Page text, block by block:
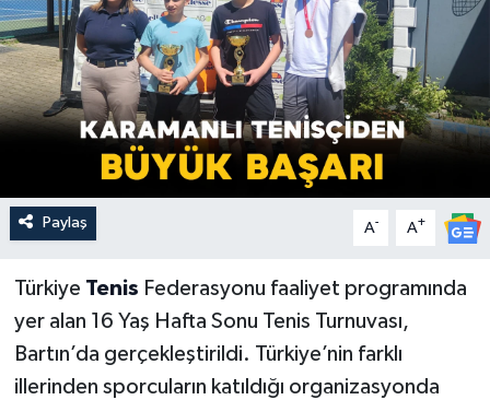
Paylaş A- A+
Türkiye Tenis Federasyonu faaliyet programında
yer alan 16 Yaş Hafta Sonu Tenis Turnuvası,
Bartın’da gerçekleştirildi. Türkiye’nin farklı
illerinden sporcuların katıldığı organizasyonda